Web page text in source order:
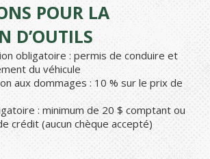
POUR LA
D’OUTILS
obligatoire : permis de conduire et
du véhicule
aux dommages : 10 % sur le prix de
: minimum de 20 $ comptant ou
crédit (aucun chèque accepté)